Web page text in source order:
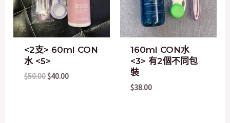
<2支> 60ml CON
水 <5>
$50.00$40.00
160ml CON水
<3> 有2個不同包
裝
$38.00